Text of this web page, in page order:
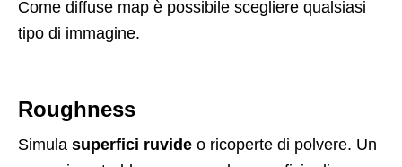
Come diffuse map è possibile scegliere qualsiasi
tipo di immagine.
Roughness
Simula superfici ruvide o ricoperte di polvere. Un